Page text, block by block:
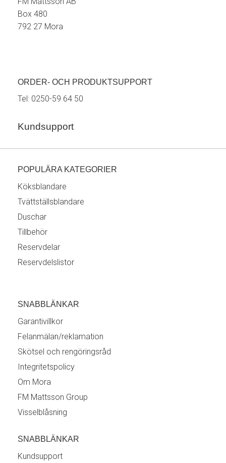
Box 480
792 27 Mora
ORDER- OCH PRODUKTSUPPORT
Tel: 0250-59 64 50
Kundsupport
POPULÄRA KATEGORIER
Köksblandare
Tvättställsblandare
Duschar
Tillbehör
Reservdelar
Reservdelslistor
SNABBLÄNKAR
Garantivillkor
Felanmälan/reklamation
Skötsel och rengöringsråd
Integritetspolicy
Om Mora
FM Mattsson Group
Visselblåsning
SNABBLÄNKAR
Kundsupport